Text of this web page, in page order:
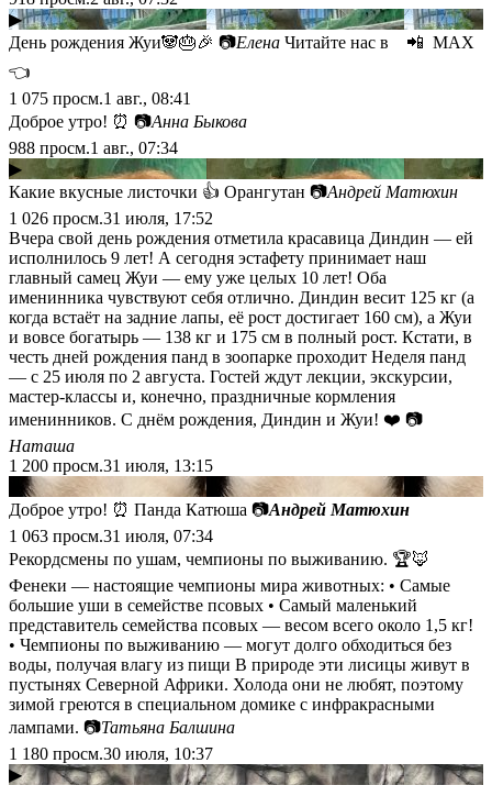
▶
День рождения Жуи🐼🎂🎉 📷Елена Читайте нас в 📲 МАХ
👈
1 075 просм.1 авг., 08:41
Доброе утро! ⏰ 📷Анна Быкова
988 просм.1 авг., 07:34
▶
Какие вкусные листочки 👍 Орангутан 📷Андрей Матюхин
1 026 просм.31 июля, 17:52
Вчера свой день рождения отметила красавица Диндин — ей
исполнилось 9 лет! А сегодня эстафету принимает наш
главный самец Жуи — ему уже целых 10 лет! Оба
именинника чувствуют себя отлично. Диндин весит 125 кг (а
когда встаёт на задние лапы, её рост достигает 160 см), а Жуи
и вовсе богатырь — 138 кг и 175 см в полный рост. Кстати, в
честь дней рождения панд в зоопарке проходит Неделя панд
— с 25 июля по 2 августа. Гостей ждут лекции, экскурсии,
мастер-классы и, конечно, праздничные кормления
именинников. С днём рождения, Диндин и Жуи! ❤️ 📷
Наташа
1 200 просм.31 июля, 13:15
Доброе утро! ⏰ Панда Катюша 📷Андрей Матюхин
1 063 просм.31 июля, 07:34
Рекордсмены по ушам, чемпионы по выживанию. 🏆🦊
Фенеки — настоящие чемпионы мира животных: • Самые
большие уши в семействе псовых • Самый маленький
представитель семейства псовых — весом всего около 1,5 кг!
• Чемпионы по выживанию — могут долго обходиться без
воды, получая влагу из пищи В природе эти лисицы живут в
пустынях Северной Африки. Холода они не любят, поэтому
зимой греются в специальном домике с инфракрасными
лампами. 📷Татьяна Балшина
1 180 просм.30 июля, 10:37
▶